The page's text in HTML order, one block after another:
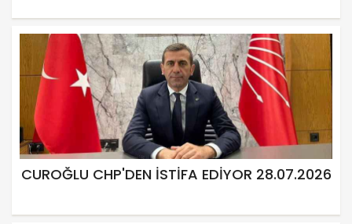
CUROĞLU CHP'DEN İSTİFA EDİYOR 28.07.2026